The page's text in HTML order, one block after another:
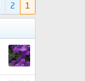
1
2